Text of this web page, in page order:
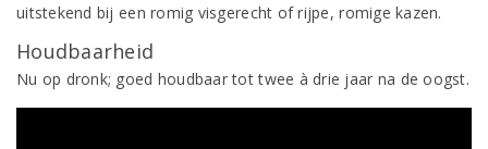
uitstekend bij een romig visgerecht of rijpe, romige kazen.
Houdbaarheid
Nu op dronk; goed houdbaar tot twee à drie jaar na de oogst.